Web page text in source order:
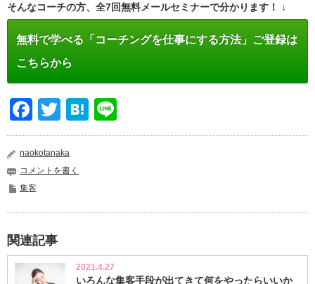
そんなコーチの方、全7回無料メールセミナーで分かります！ ↓
無料で学べる「コーチングを仕事にする方法」ご登録は
こちらから
Facebook
TwitterHatena
naokotanaka
コメントを書く
集客
関連記事
2021.4.27
いろんな集客手段が出てきて何をやったらいいか